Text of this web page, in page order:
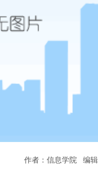
作者：信息学院 编